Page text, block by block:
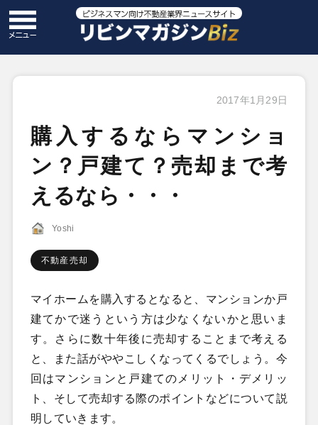
2017年1月29日
購入するならマンショ
ン？戸建て？売却まで考
えるなら・・・
Yoshi
不動産売却
マイホームを購入するとなると、マンションか戸
建てかで迷うという方は少なくないかと思いま
す。さらに数十年後に売却することまで考える
と、また話がややこしくなってくるでしょう。今
回はマンションと戸建てのメリット・デメリッ
ト、そして売却する際のポイントなどについて説
明していきます。